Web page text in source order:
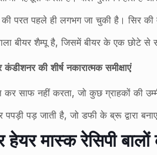
परत पहले ही लगभग जा चुकी है। सिर की
बीयर शैम्पू है, जिसमें बीयर के एक छोटे
की शीर्ष नकारात्मक समीक्षाएं
कर साफ नहीं करता, जो कुछ ग्राहकों की
पड़ जाती है, जो डफी के ब्रू द्वारा
हेयर मास्क रेसिपी